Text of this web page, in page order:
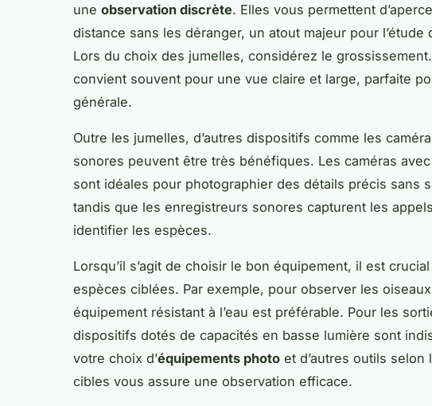
une observation discrète. Elles vous permettent
distance sans les déranger, un atout majeur pour l’étude
Lors du choix des jumelles, considérez le
convient souvent pour une vue claire et large, parfaite
générale.
Outre les jumelles, d’autres dispositifs comme les
sonores peuvent être très bénéfiques. Les caméras
sont idéales pour photographier des détails précis sans
tandis que les enregistreurs sonores capturent les
identifier les espèces.
Lorsqu’il s’agit de choisir le bon équipement, il est
espèces ciblées. Par exemple, pour observer les
équipement résistant à l’eau est préférable. Pour les
dispositifs dotés de capacités en basse lumière sont
votre choix d’équipements photo et d’autres outils selon
cibles vous assure une observation efficace.